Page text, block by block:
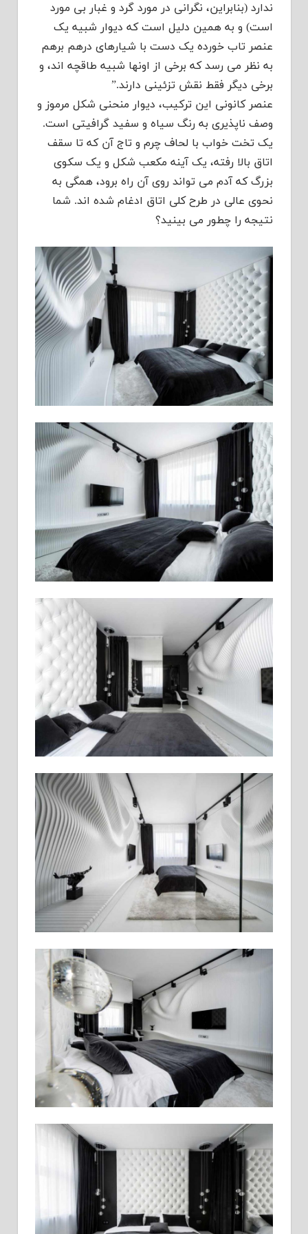
ندارد (بنابراین، نگرانی در مورد گرد و غبار بی مورد
است) و به همین دلیل است که دیوار شبیه یک
عنصر تاب خورده یک دست با شیارهای درهم برهم
به نظر می رسد که برخی از اونها شبیه طاقچه اند، و
برخی دیگر فقط نقش تزئینی دارند.”
عنصر کانونی این ترکیب، دیوار منحنی شکل مرموز و
وصف ناپذیری به رنگ سیاه و سفید گرافیتی است.
یک تخت خواب با لحاف چرم و تاج آن که تا سقف
اتاق بالا رفته، یک آینه مکعب شکل و یک سکوی
بزرگ که آدم می تواند روی آن راه برود، همگی به
نحوی عالی در طرح کلی اتاق ادغام شده اند. شما
نتیجه را چطور می بینید؟